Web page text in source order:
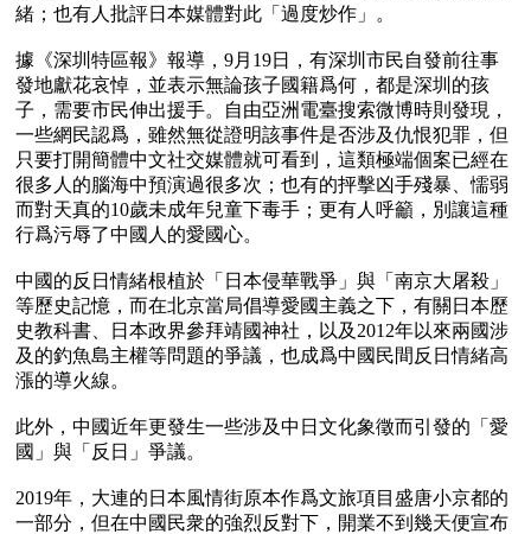
緒；也有人批評日本媒體對此「過度炒作」。
據《深圳特區報》報導，9月19日，有深圳市民自發前往事
發地獻花哀悼，並表示無論孩子國籍爲何，都是深圳的孩
子，需要市民伸出援手。自由亞洲電臺搜索微博時則發現，
一些網民認爲，雖然無從證明該事件是否涉及仇恨犯罪，但
只要打開簡體中文社交媒體就可看到，這類極端個案已經在
很多人的腦海中預演過很多次；也有的抨擊凶手殘暴、懦弱
而對天真的10歲未成年兒童下毒手；更有人呼籲，別讓這種
行爲污辱了中國人的愛國心。
中國的反日情緒根植於「日本侵華戰爭」與「南京大屠殺」
等歷史記憶，而在北京當局倡導愛國主義之下，有關日本歷
史教科書、日本政界參拜靖國神社，以及2012年以來兩國涉
及的釣魚島主權等問題的爭議，也成爲中國民間反日情緒高
漲的導火線。
此外，中國近年更發生一些涉及中日文化象徵而引發的「愛
國」與「反日」爭議。
2019年，大連的日本風情街原本作爲文旅項目盛唐小京都的
一部分，但在中國民衆的強烈反對下，開業不到幾天便宣布